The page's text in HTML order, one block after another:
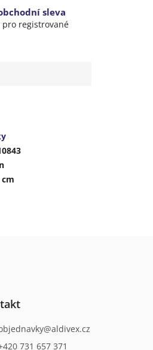
sleva
pro registrované
cm
@aldivex.cz
731 657 371